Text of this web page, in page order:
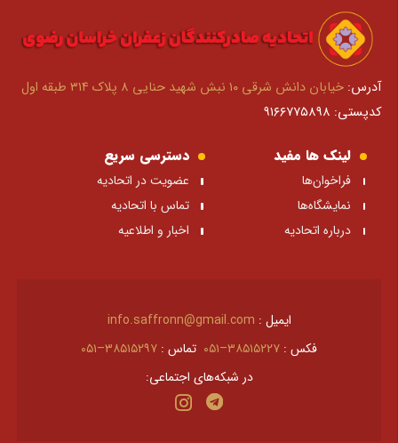
آدرس:خیابان دانش شرقی ۱۰ نبش شهید حنایی ۸ پلاک ۳۱۴ طبقه اول
کدپستی: ۹۱۶۶۷۷۵۸۹۸
لینک ها مفید
فراخوان‌ها
نمایشگاه‌ها
درباره اتحادیه
دسترسی سریع
عضویت در اتحادیه
تماس با اتحادیه
اخبار و اطلاعیه
ایمیل : info.saffronn@gmail.com
فکس : ۳۸۵۱۵۲۲۷–۰۵۱ تماس : ۳۸۵۱۵۲۹۷–۰۵۱
در شبکه‌های اجتماعی: